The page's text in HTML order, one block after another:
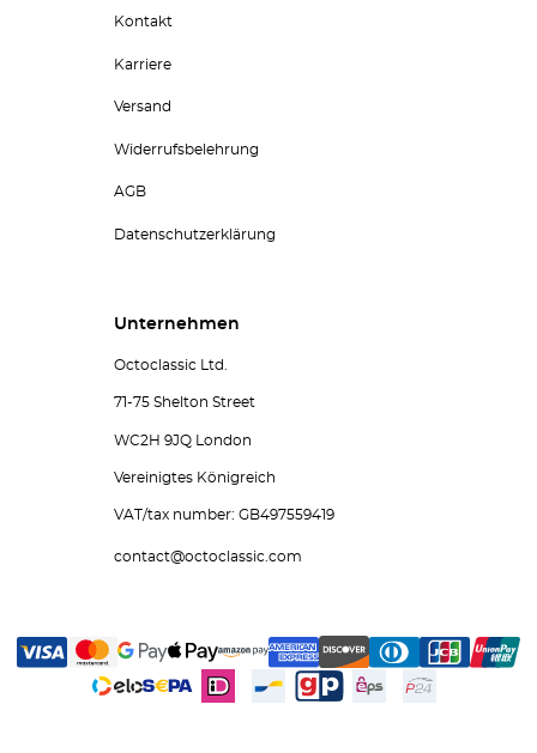
Kontakt
Karriere
Versand
Widerrufsbelehrung
AGB
Datenschutzerklärung
Unternehmen
Octoclassic Ltd.
71-75 Shelton Street
WC2H 9JQ London
Vereinigtes Königreich
VAT/tax number: GB497559419
contact@octoclassic.com